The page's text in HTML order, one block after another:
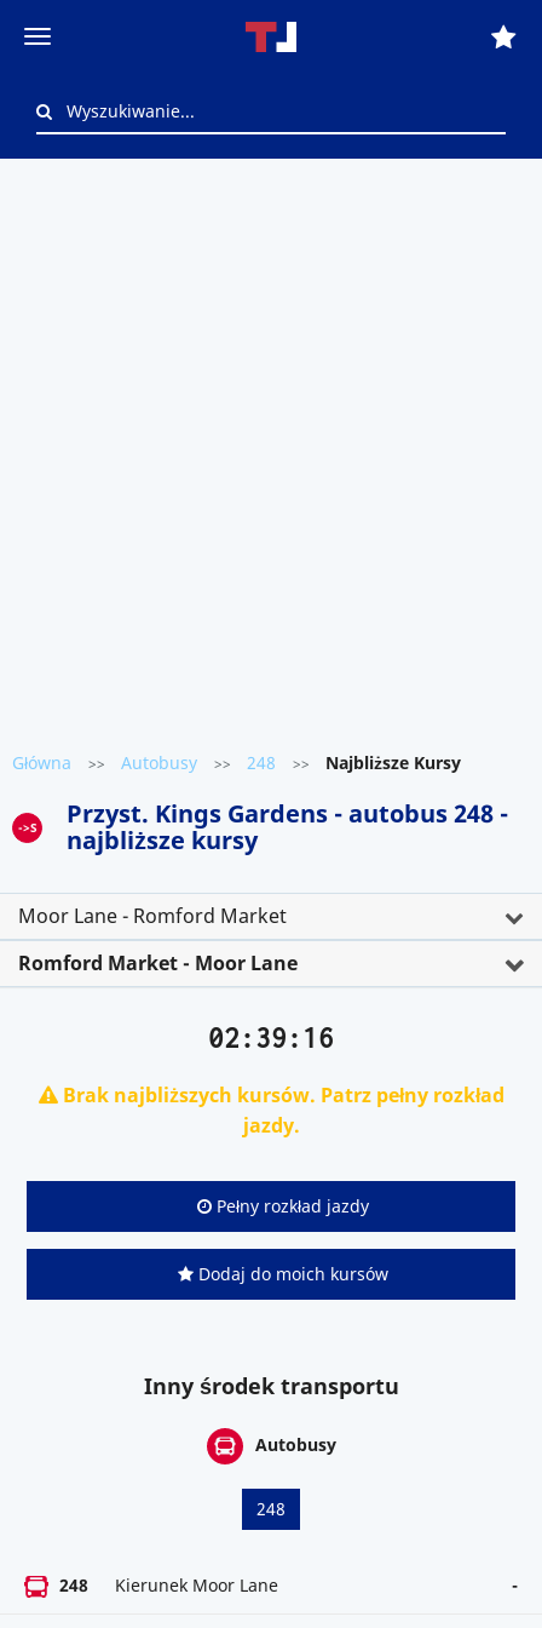
Główna >> Autobusy >> 248 >> Najbliższe Kursy
->S
Przyst. Kings Gardens - autobus 248 -
najbliższe kursy
Moor Lane - Romford Market
Romford Market - Moor Lane
02:39:16
Brak najbliższych kursów. Patrz pełny rozkład
jazdy.
Pełny rozkład jazdy
Dodaj do moich kursów
Inny środek transportu
Autobusy
248
248 Kierunek Moor Lane -